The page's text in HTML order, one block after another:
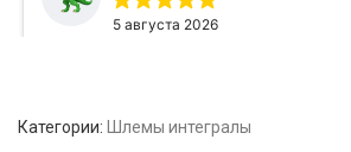
Категории: Шлемы интегралы